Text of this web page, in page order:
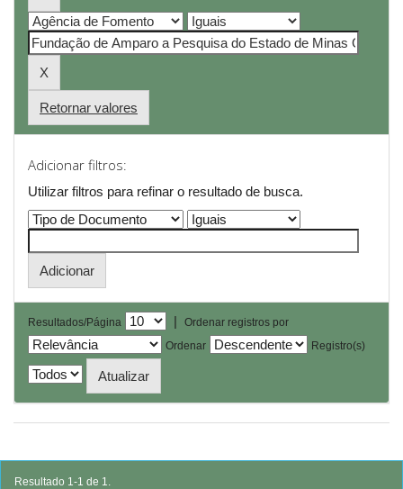
Retornar valores
Adicionar filtros:
Utilizar filtros para refinar o resultado de busca.
Resultados/Página |
Ordenar registros por
Ordenar
Registro(s)
Resultado 1-1 de 1.